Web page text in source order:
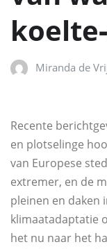
Miranda de
Recente
en plotselinge
van Europese
extremer, en de
pleinen en daken
klimaatadaptatie
het nu naar het